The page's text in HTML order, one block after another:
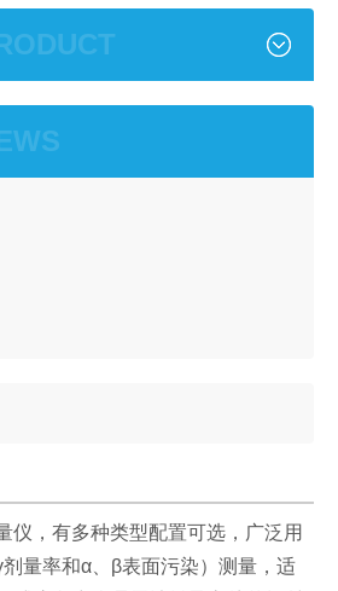
仪，有多种类型配置可选，广泛用
量率和α、β表面污染）测量，适